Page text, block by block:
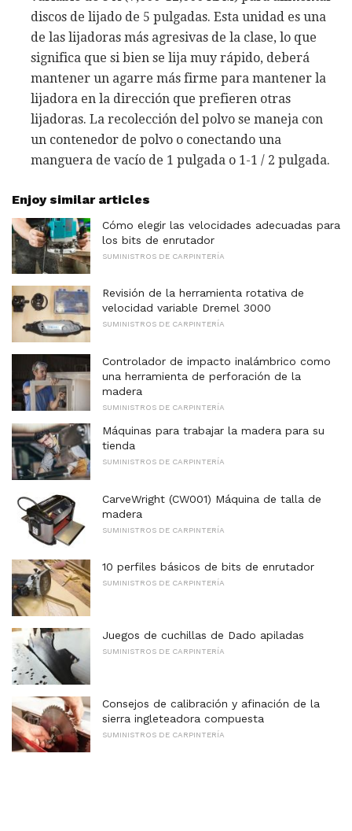
discos de lijado de 5 pulgadas. Esta unidad es una
de las lijadoras más agresivas de la clase, lo que
significa que si bien se lija muy rápido, deberá
mantener un agarre más firme para mantener la
lijadora en la dirección que prefieren otras
lijadoras. La recolección del polvo se maneja con
un contenedor de polvo o conectando una
manguera de vacío de 1 pulgada o 1-1 / 2 pulgada.
Enjoy similar articles
Cómo elegir las velocidades adecuadas para
los bits de enrutador
SUMINISTROS DE CARPINTERÍA
Revisión de la herramienta rotativa de
velocidad variable Dremel 3000
SUMINISTROS DE CARPINTERÍA
Controlador de impacto inalámbrico como
una herramienta de perforación de la
madera
SUMINISTROS DE CARPINTERÍA
Máquinas para trabajar la madera para su
tienda
SUMINISTROS DE CARPINTERÍA
CarveWright (CW001) Máquina de talla de
madera
SUMINISTROS DE CARPINTERÍA
10 perfiles básicos de bits de enrutador
SUMINISTROS DE CARPINTERÍA
Juegos de cuchillas de Dado apiladas
SUMINISTROS DE CARPINTERÍA
Consejos de calibración y afinación de la
sierra ingleteadora compuesta
SUMINISTROS DE CARPINTERÍA